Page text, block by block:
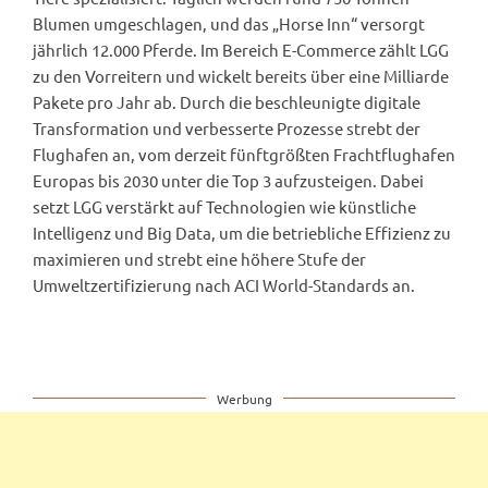
Blumen umgeschlagen, und das „Horse Inn“ versorgt
jährlich 12.000 Pferde. Im Bereich E-Commerce zählt LGG
zu den Vorreitern und wickelt bereits über eine Milliarde
Pakete pro Jahr ab. Durch die beschleunigte digitale
Transformation und verbesserte Prozesse strebt der
Flughafen an, vom derzeit fünftgrößten Frachtflughafen
Europas bis 2030 unter die Top 3 aufzusteigen. Dabei
setzt LGG verstärkt auf Technologien wie künstliche
Intelligenz und Big Data, um die betriebliche Effizienz zu
maximieren und strebt eine höhere Stufe der
Umweltzertifizierung nach ACI World-Standards an.
Werbung